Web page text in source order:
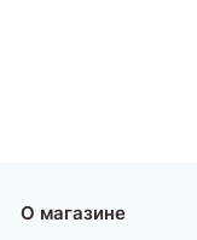
О магазине